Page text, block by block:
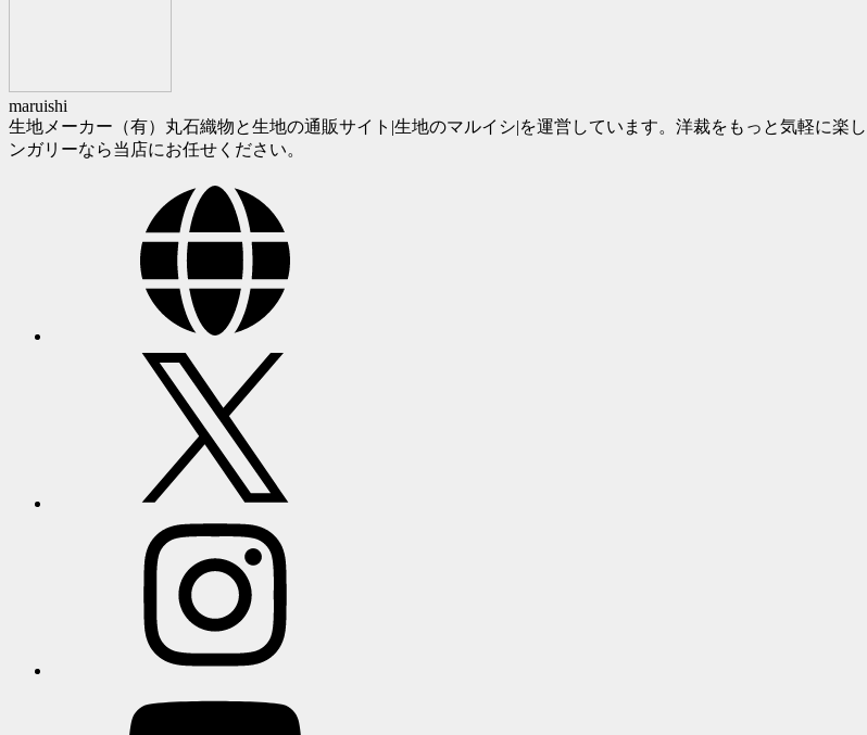
maruishi
生地メーカー（有）丸石織物と生地の通販サイト|生地のマルイシ|を運営しています。洋裁をもっと気軽に
ンガリーなら当店にお任せください。